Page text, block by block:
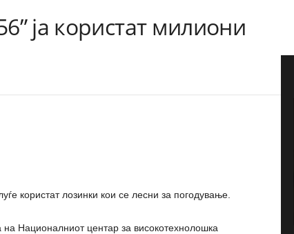
ја користат милиони
користат лозинки кои се лесни за погодување.
Националниот центар за високотехнолошка